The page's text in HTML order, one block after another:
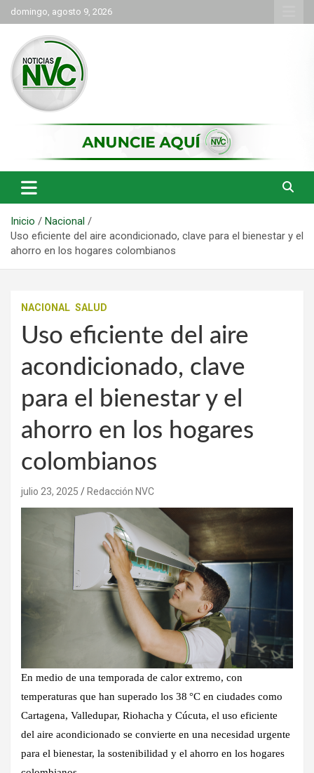
Saltar
al
contenido
domingo, agosto 9, 2026
NVC Noticias
Inicio
Nacional
Uso eficiente del aire acondicionado, clave para el bienestar y el
ahorro en los hogares colombianos
NACIONAL SALUD
Uso eficiente del aire
acondicionado, clave
para el bienestar y el
ahorro en los hogares
colombianos
julio 23, 2025 Redacción NVC
En medio de una temporada de calor extremo, con
temperaturas que han superado los 38 °C en ciudades como
Cartagena, Valledupar, Riohacha y Cúcuta, el uso eficiente
del aire acondicionado se convierte en una necesidad urgente
para el bienestar, la sostenibilidad y el ahorro en los hogares